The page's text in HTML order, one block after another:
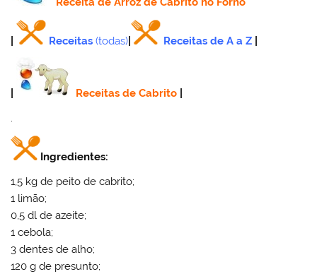
Receitas (todas) Receitas de A a Z
Receitas de Cabrito
.
Ingredientes:
1,5 kg de peito de cabrito;
1 limão;
0,5 dl de azeite;
1 cebola;
3 dentes de alho;
120 g de presunto;